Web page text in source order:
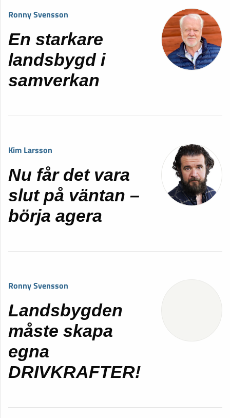
Ronny Svensson
En starkare
landsbygd i
samverkan
Kim Larsson
Nu får det vara
slut på väntan –
börja agera
Ronny Svensson
Landsbygden
måste skapa
egna
DRIVKRAFTER!